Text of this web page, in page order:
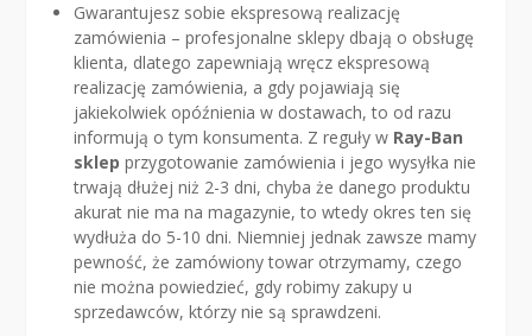
Gwarantujesz sobie ekspresową realizację
zamówienia – profesjonalne sklepy dbają o obsługę
klienta, dlatego zapewniają wręcz ekspresową
realizację zamówienia, a gdy pojawiają się
jakiekolwiek opóźnienia w dostawach, to od razu
informują o tym konsumenta. Z reguły w Ray-Ban
sklep przygotowanie zamówienia i jego wysyłka nie
trwają dłużej niż 2-3 dni, chyba że danego produktu
akurat nie ma na magazynie, to wtedy okres ten się
wydłuża do 5-10 dni. Niemniej jednak zawsze mamy
pewność, że zamówiony towar otrzymamy, czego
nie można powiedzieć, gdy robimy zakupy u
sprzedawców, którzy nie są sprawdzeni.